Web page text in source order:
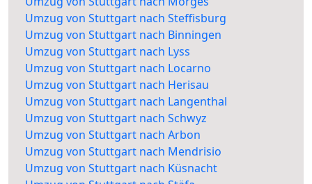
Umzug von Stuttgart nach Steffisburg
Umzug von Stuttgart nach Binningen
Umzug von Stuttgart nach Lyss
Umzug von Stuttgart nach Locarno
Umzug von Stuttgart nach Herisau
Umzug von Stuttgart nach Langenthal
Umzug von Stuttgart nach Schwyz
Umzug von Stuttgart nach Arbon
Umzug von Stuttgart nach Mendrisio
Umzug von Stuttgart nach Küsnacht